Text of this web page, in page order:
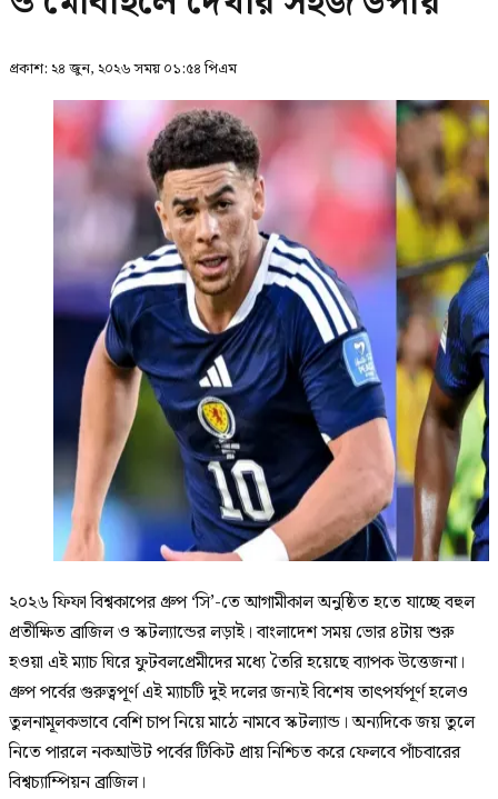
প্রকাশ: ২৪ জুন, ২০২৬ সময় ০১:৫৪ পিএম
২০২৬ ফিফা বিশ্বকাপের গ্রুপ ‘সি’-তে আগামীকাল অনুষ্ঠিত হতে যাচ্ছে বহুল
প্রতীক্ষিত ব্রাজিল ও স্কটল্যান্ডের লড়াই। বাংলাদেশ সময় ভোর ৪টায় শুরু
হওয়া এই ম্যাচ ঘিরে ফুটবলপ্রেমীদের মধ্যে তৈরি হয়েছে ব্যাপক উত্তেজনা।
গ্রুপ পর্বের গুরুত্বপূর্ণ এই ম্যাচটি দুই দলের জন্যই বিশেষ তাৎপর্যপূর্ণ হলেও
তুলনামূলকভাবে বেশি চাপ নিয়ে মাঠে নামবে স্কটল্যান্ড। অন্যদিকে জয় তুলে
নিতে পারলে নকআউট পর্বের টিকিট প্রায় নিশ্চিত করে ফেলবে পাঁচবারের
বিশ্বচ্যাম্পিয়ন ব্রাজিল।